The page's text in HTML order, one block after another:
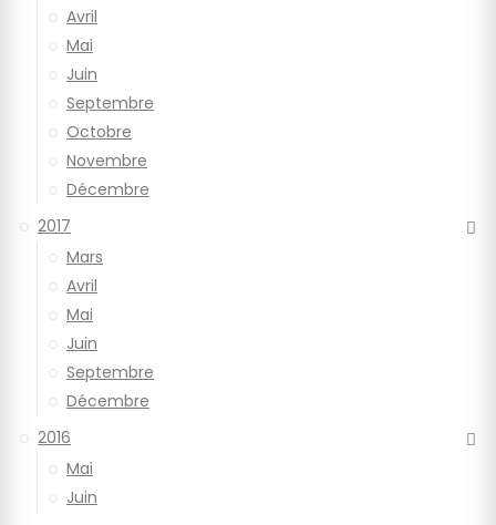
Avril
Mai
Juin
Septembre
Octobre
Novembre
Décembre
2017
Mars
Avril
Mai
Juin
Septembre
Décembre
2016
Mai
Juin